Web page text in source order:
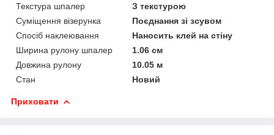
Текстура шпалер
З текстурою
Суміщення візерунка
Поєднання зі зсувом
Спосіб наклеювання
Наносить клей на стіну
Ширина рулону шпалер
1.06 см
Довжина рулону
10.05 м
Стан
Новий
Приховати